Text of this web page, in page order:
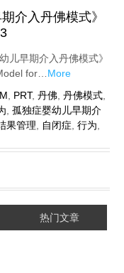
介入丹佛模式》
儿早期介入丹佛模式》
for… More
PRT, 丹佛 丹佛模式
孤独症婴幼儿早期介
果管理 自闭症 行为
热门文章